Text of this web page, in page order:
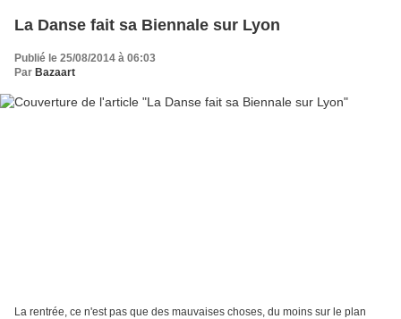
La Danse fait sa Biennale sur Lyon
Publié le 25/08/2014 à 06:03
Par Bazaart
La rentrée, ce n'est pas que des mauvaises choses, du moins sur le plan